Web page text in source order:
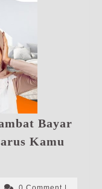
Bayar
Kamu